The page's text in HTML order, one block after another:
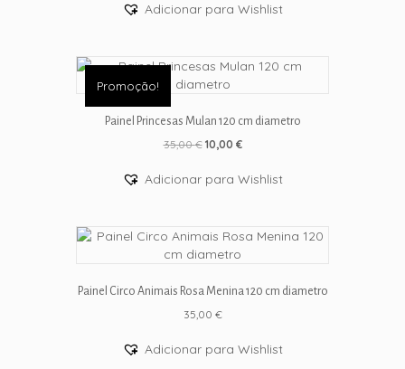
Adicionar para Wishlist
Promoção!
Painel Princesas Mulan 120 cm diametro
35,00€ O
original
era:
10,00 €O
atual
Adicionar para Wishlist
Painel Circo Animais Rosa Menina 120 cm diametro
35,00 €
Adicionar para Wishlist